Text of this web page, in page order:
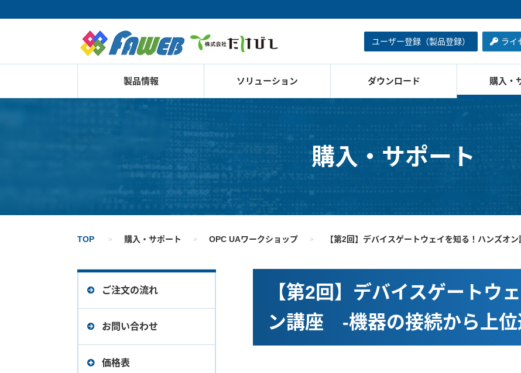
ユーザー登録（製品登録） ライ
製品情報 ソリューション ダウンロード 購入・
購入・サポート
TOP 購入・サポート OPC UAワークショップ 【第2回】デバイスゲートウェイを知る！ハンズオ
ご注文の流れ
お問い合わせ
価格表
【第2回】デバイスゲートウ
ン講座 -機器の接続から上位